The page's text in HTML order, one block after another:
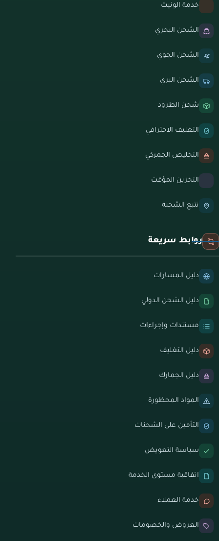
خدمة الونيت
الشحن البحري
الشحن الجوي
الشحن البري
شحن الطرود
التغليف الاحترافي
التخليص الجمركي
التخزين المؤقت
تتبع الشحنة
روابط سريعة
دليل المسارات
دليل الشحن الدولي
مستندات وإجراءات
دليل التغليف
دليل الجمارك
المواد المحظورة
التأمين على الشحنات
سياسة التعويض
اتفاقية مستوى الخدمة
خدمة العملاء
العروض والخصومات